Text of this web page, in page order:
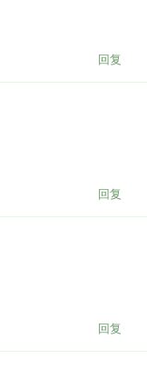
回复
回复
回复